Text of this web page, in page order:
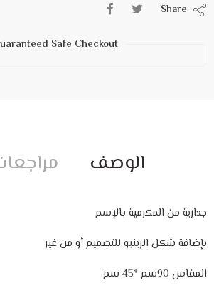
Safe Checkout
الوصف
جدارية من المكرمية بالإسم
بإضافة شكل الرينبو للتصميم أو من غير
المقاس 90سم *45 سم